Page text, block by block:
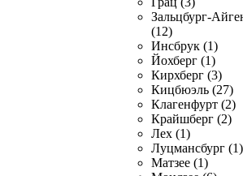
Зальцбург-
(12)
Инсбрук (1)
Йохберг (1)
Кирхберг (3)
Кицбюэль (27)
Клагенфурт (2)
Крайшберг (2)
Лех (1)
Луцмансбург (1)
Матзее (1)